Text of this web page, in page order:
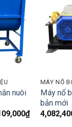
nuôi
₫Khoảng
MÁY NỔ
Máy nổ
bản mới